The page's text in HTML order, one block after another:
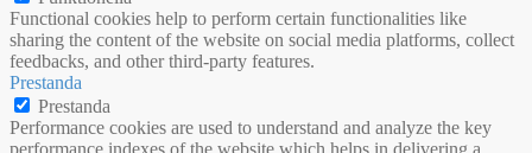
Functional cookies help to perform certain functionalities like
sharing the content of the website on social media platforms, collect
feedbacks, and other third-party features.
Prestanda
Prestanda
Performance cookies are used to understand and analyze the key
performance indexes of the website which helps in delivering a